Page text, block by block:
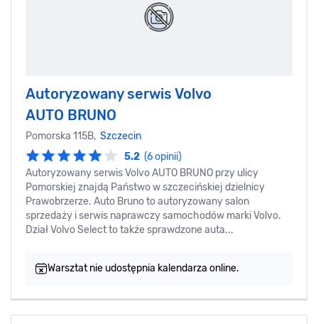
Autoryzowany serwis Volvo
AUTO BRUNO
Pomorska 115B, Szczecin
5.2 (6 opinii)
Autoryzowany serwis Volvo AUTO BRUNO przy ulicy
Pomorskiej znajdą Państwo w szczecińskiej dzielnicy
Prawobrzerze. Auto Bruno to autoryzowany salon
sprzedaży i serwis naprawczy samochodów marki Volvo.
Dział Volvo Select to także sprawdzone auta...
Warsztat nie udostępnia kalendarza online.